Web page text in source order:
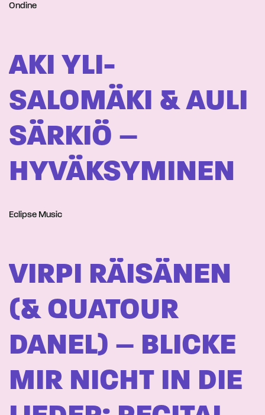
Ondine
AKI YLI-
SALOMÄKI & AULI
SÄRKIÖ –
HYVÄKSYMINEN
Eclipse Music
VIRPI RÄISÄNEN
(& QUATOUR
DANEL) – BLICKE
MIR NICHT IN DIE